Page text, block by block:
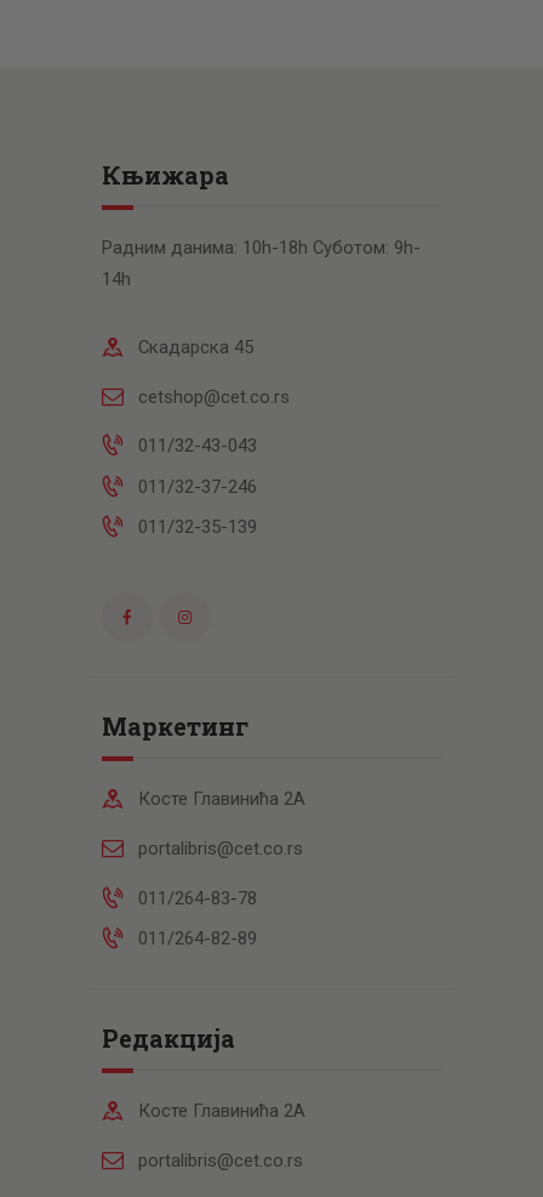
Књижара
Радним данима: 10h-18h Суботом: 9h-
14h
Скадарска 45
cetshop@cet.co.rs
011/32-43-043
011/32-37-246
011/32-35-139
Маркетинг
Косте Главинића 2А
portalibris@cet.co.rs
011/264-83-78
011/264-82-89
Редакција
Косте Главинића 2А
portalibris@cet.co.rs